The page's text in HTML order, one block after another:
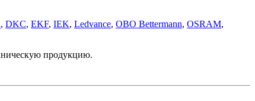
, DKC, EKF, IEK, Ledvance, OBO Bettermann, OSRAM,
продукцию.